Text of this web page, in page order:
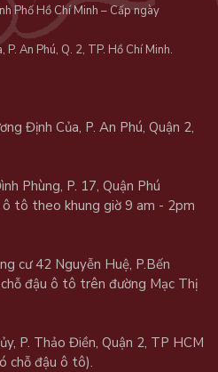
Phố Hồ Chí Minh – Cấp ngày
An Phú, Q. 2, TP. Hồ Chí Minh.
Định Của, P. An Phú, Quận 2,
Phùng, P. 17, Quận Phú
ô tô theo khung giờ 9 am - 2pm
cư 42 Nguyễn Huệ, P.Bến
đậu ô tô trên đường Mạc Thị
P. Thảo Điền, Quận 2, TP HCM
chỗ đậu ô tô).